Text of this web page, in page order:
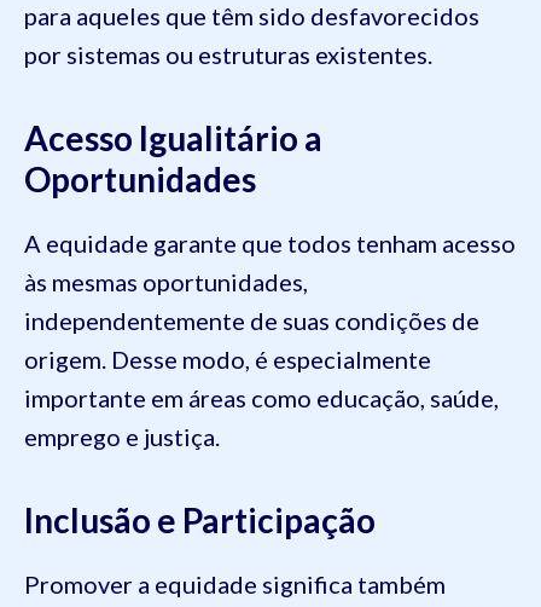
para aqueles que têm sido desfavorecidos
por sistemas ou estruturas existentes.
Acesso Igualitário a
Oportunidades
A equidade garante que todos tenham acesso
às mesmas oportunidades,
independentemente de suas condições de
origem. Desse modo, é especialmente
importante em áreas como educação, saúde,
emprego e justiça.
Inclusão e Participação
Promover a equidade significa também